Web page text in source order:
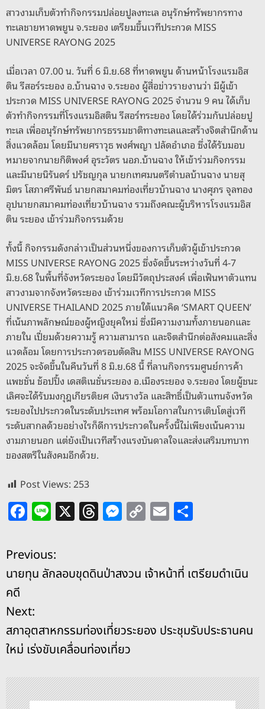
สาวงามเก็บตัวทำกิจกรรมปล่อยปูลงทะเล อนุรักษ์ทรัพยากรทาง
ทะเลชายหาดพยูน จ.ระยอง เตรียมขึ้นเวทีประกวด MISS
UNIVERSE RAYONG 2025
เมื่อเวลา 07.00 น. วันที่ 6 มิ.ย.68 ที่หาดพยูน ด้านหน้าโรงแรมอิส
ติน รีสอร์ระยอง อ.บ้านฉาง จ.ระยอง ผู้สื่อข่าวรายงานว่า มีผู้เข้า
ประกวด MISS UNIVERSE RAYONG 2025 จำนวน 9 คน ได้เก็บ
ตัวทำกิจกรรมที่โรงแรมอิสติน รีสอร์ทระยอง โดยได้ร่วมกันปล่อยปู
ทะเล เพื่ออนุรักษ์ทรัพยากรธรรมชาติทางทะเลและสร้างจิตสำนึกด้าน
สิ่งแวดล้อม โดยมีนายศราวุธ พงศ์พญา ปลัดอำเภอ ซึ่งได้รับมอบ
หมายจากนายกิติพงศ์ อุระวัตร นอภ.บ้านฉาง ให้เข้าร่วมกิจกรรม
และมีนายนิรันดร์ ปรัชญกุล นายกเทศมนตรีตำบลบ้านฉาง นายสุ
มิตร โสภาศรีพันธ์ นายกสมาคมท่องเที่ยวบ้านฉาง นางศุภร จุลทอง
อุปนายกสมาคมท่องเที่ยวบ้านฉาง รวมถึงคณะผู้บริหารโรงแรมอิส
ติน ระยอง เข้าร่วมกิจกรรมด้วย
ทั้งนี้ กิจกรรมดังกล่าวเป็นส่วนหนึ่งของการเก็บตัวผู้เข้าประกวด
MISS UNIVERSE RAYONG 2025 ซึ่งจัดขึ้นระหว่างวันที่ 4-7
มิ.ย.68 ในพื้นที่จังหวัดระยอง โดยมีวัตถุประสงค์ เพื่อเฟ้นหาตัวแทน
สาวงามจากจังหวัดระยอง เข้าร่วมเวทีการประกวด MISS
UNIVERSE THAILAND 2025 ภายใต้แนวคิด ‘SMART QUEEN’
ที่เน้นภาพลักษณ์ของผู้หญิงยุคใหม่ ซึ่งมีความงามทั้งภายนอกและ
ภายใน เปี่ยมด้วยความรู้ ความสามารถ และจิตสำนึกต่อสังคมและสิ่ง
แวดล้อม โดยการประกวดรอบตัดสิน MISS UNIVERSE RAYONG
2025 จะจัดขึ้นในคืนวันที่ 8 มิ.ย.68 นี้ ที่ลานกิจกรรมศูนย์การค้า
แพชชั่น ช้อปปิ้ง เดสติเนชั่นระยอง อ.เมืองระยอง จ.ระยอง โดยผู้ชนะ
เลิศจะได้รับมงกุฎเกียรติยศ เงินรางวัล และสิทธิ์เป็นตัวแทนจังหวัด
ระยองไปประกวดในระดับประเทศ พร้อมโอกาสในการเติบโตสู่เวที
ระดับสากลด้วยอย่างไรก็ดีการประกวดในครั้งนี้ไม่เพียงเน้นความ
งามภายนอก แต่ยังเป็นเวทีสร้างแรงบันดาลใจและส่งเสริมบทบาท
ของสตรีในสังคมอีกด้วย.
Post Views:253
F
a
c
e
b
o
o
k
Li
n
e
X T
h
a
d
M
e
e
n
er
C
o
y
Li
k
E
m
l e
แ
น
ะ
แ
น
ว
Previous:
นายทุน ลักลอบขุดดินป่าสงวน เจ้าหน้าที่ เตรียมดำเนิน
คดี
Next:
สภาอุตสาหกรรมท่องเที่ยวระยอง ประชุมรับประธานคน
ใหม่ เร่งขับเคลื่อนท่องเที่ยว